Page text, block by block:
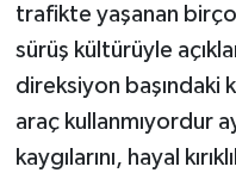
trafikte yaşanan
sürüş kültürüyle
direksiyon başındaki
araç kullanmıyordur
kaygılarını, hayal